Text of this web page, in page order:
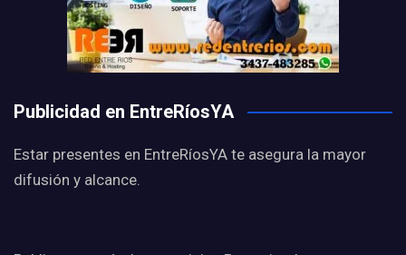
Publicidad en EntreRíosYA
Estar presentes en EntreRíosYA te asegura la mayor
difusión y alcance.